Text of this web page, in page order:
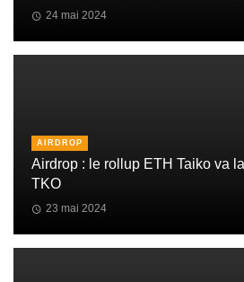
24 mai 2024
AIRDROP
Airdrop : le rollup ETH Taiko va
TKO
23 mai 2024